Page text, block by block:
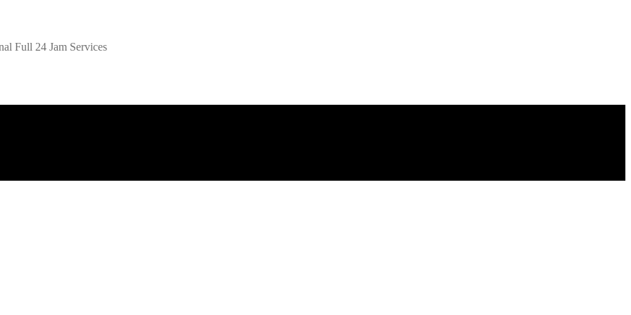
Full 24 Jam Services